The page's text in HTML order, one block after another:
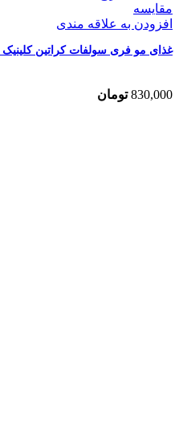
مقایسه
افزودن به علاقه مندی
غذای مو فری سولفات کراتین کلینیک
830,000 تومان